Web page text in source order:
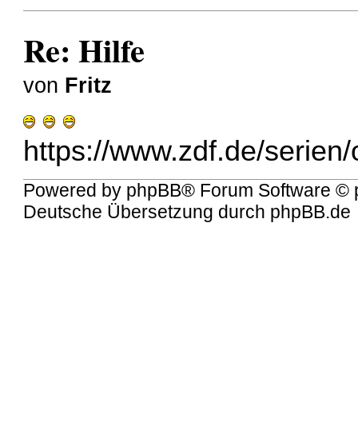
Re: Hilfe
von Fritz
https://www.zdf.de/
Powered by phpBB® Forum Software ©
Deutsche Übersetzung durch phpBB.de